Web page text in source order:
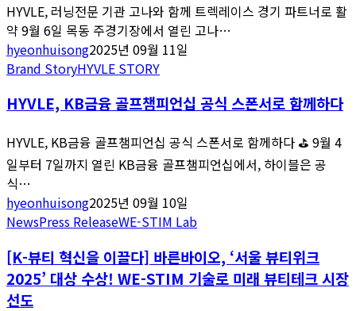
HYVLE, 러닝전문 기관 고나와 함께 트렉레이스 경기 파트너로 활
약 9월 6일 목동 주경기장에서 열린 고나…
hyeonhuisong2025년 09월 11일
Brand StoryHYVLE STORY
HYVLE, KB금융 골프챔피언십 공식 스폰서로 함께하다
HYVLE, KB금융 골프챔피언십 공식 스폰서로 함께하다 ⛳ 9월 4
일부터 7일까지 열린 KB금융 골프챔피언십에서, 하이블은 공
식…
hyeonhuisong2025년 09월 10일
NewsPress ReleaseWE-STIM Lab
[K-뷰티 혁신을 이끌다] 바른바이오, ‘서울 뷰티위크
2025’ 대상 수상! WE-STIM 기술로 미래 뷰티테크 시장
선도